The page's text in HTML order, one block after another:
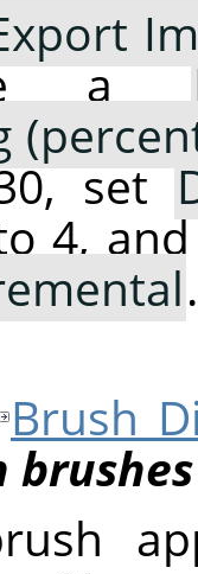
a
set
4,
Brush
brushes